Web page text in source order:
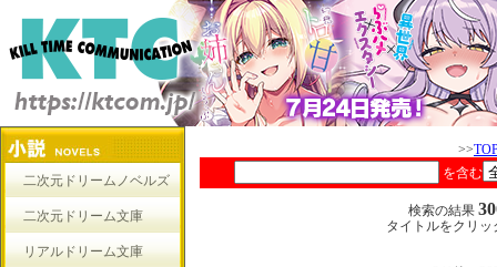
二次元ドリームノベルズ
二次元ドリーム文庫
リアルドリーム文庫
>>
を含む
検索の結果
タイトルをクリ